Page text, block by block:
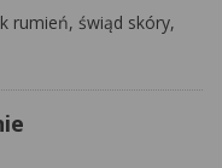
rumień, świąd skóry,